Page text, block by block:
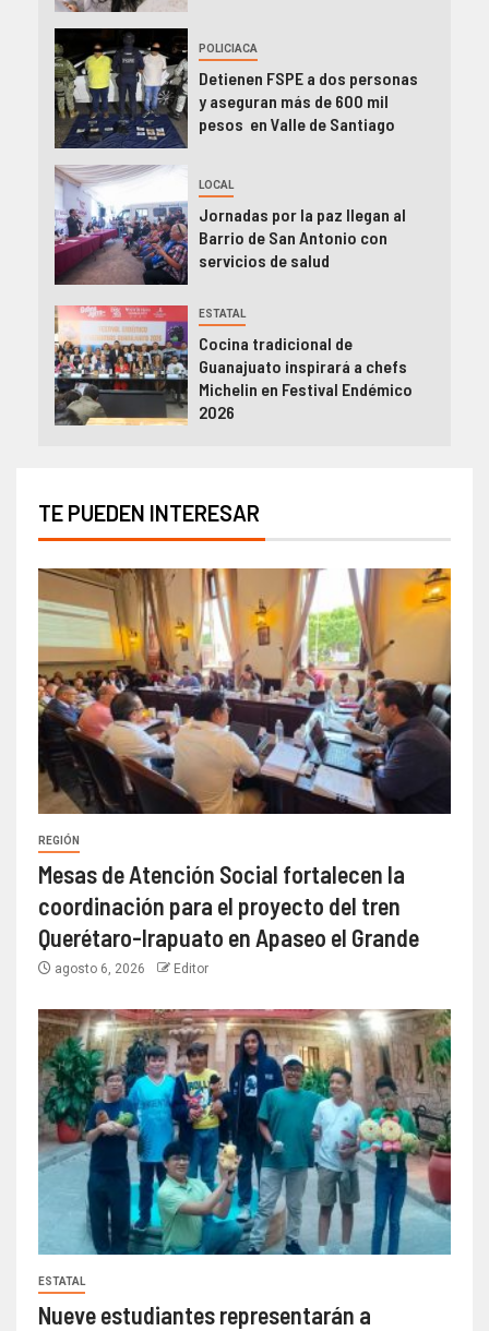
POLICIACA
Detienen FSPE a dos personas
y aseguran más de 600 mil
pesos en Valle de Santiago
LOCAL
Jornadas por la paz llegan al
Barrio de San Antonio con
servicios de salud
ESTATAL
Cocina tradicional de
Guanajuato inspirará a chefs
Michelin en Festival Endémico
2026
TE PUEDEN INTERESAR
REGIÓN
Mesas de Atención Social fortalecen la
coordinación para el proyecto del tren
Querétaro-Irapuato en Apaseo el Grande
agosto 6, 2026 Editor
ESTATAL
Nueve estudiantes representarán a